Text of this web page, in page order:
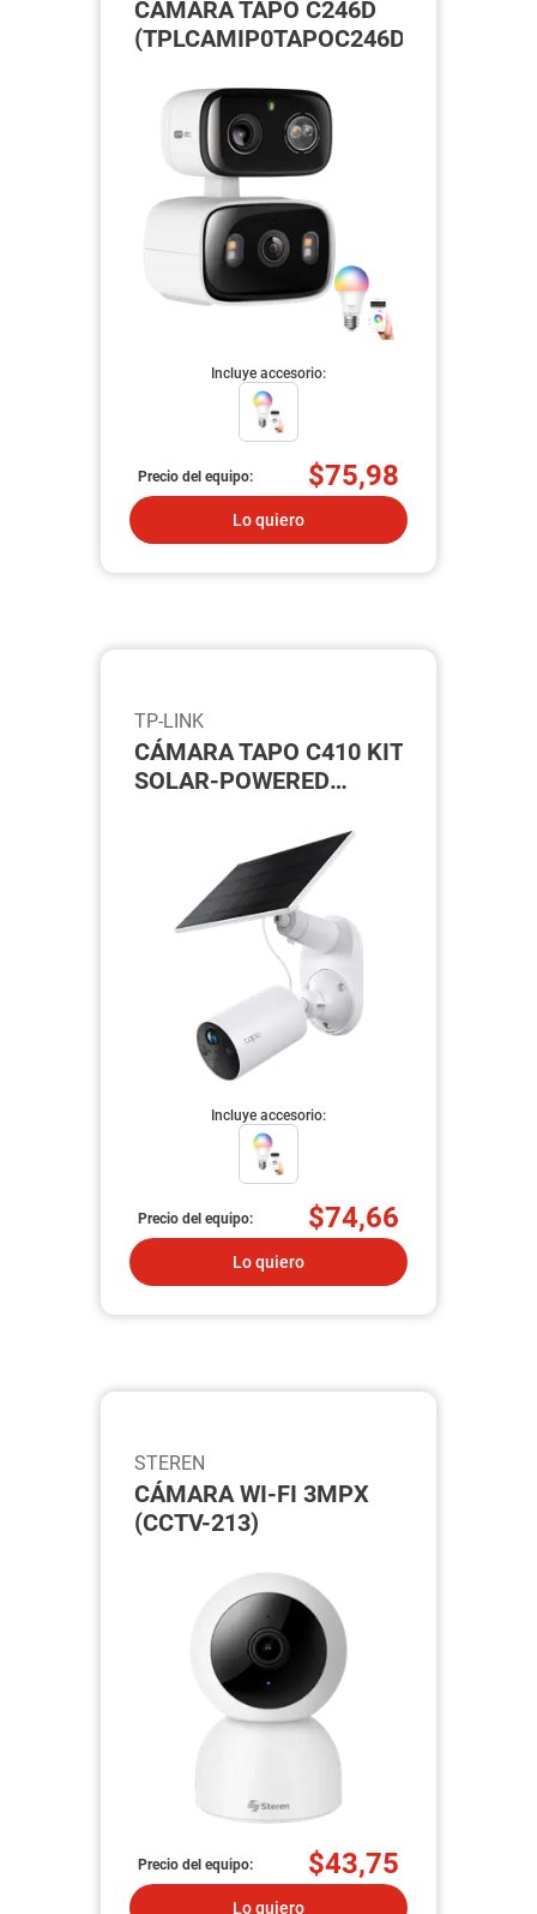
CÁMARA TAPO C246D
(TPLCAMIP0TAPOC246D)
Incluye accesorio:
Precio del equipo: $75,98
Lo quiero
TP-LINK
CÁMARA TAPO C410 KIT
SOLAR-POWERED
Incluye accesorio:
Precio del equipo: $74,66
Lo quiero
STEREN
CÁMARA WI-FI 3MPX
(CCTV-213)
Precio del equipo: $43,75
Lo quiero